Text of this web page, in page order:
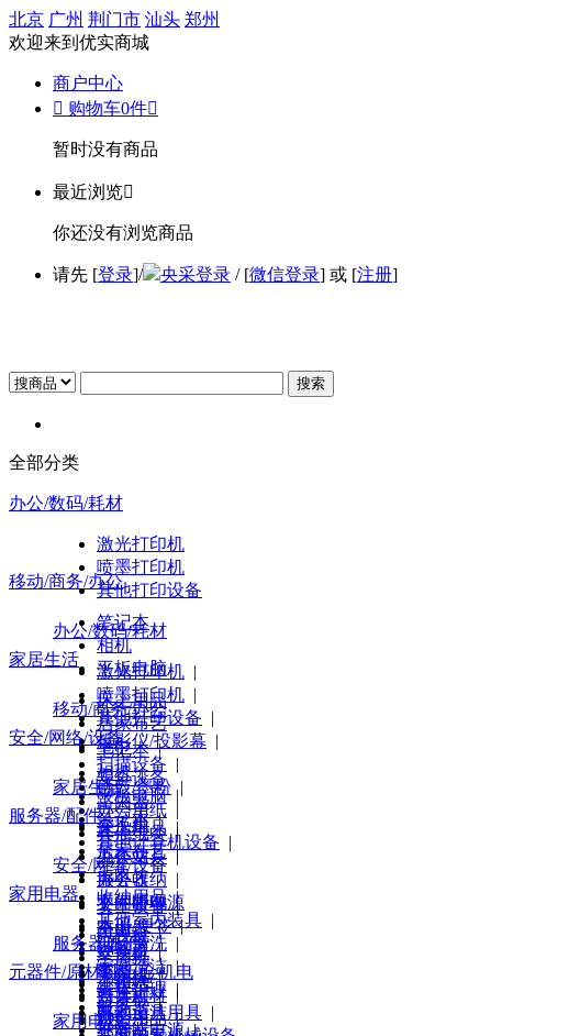
北京 广州 荆门市 汕头 郑州
欢迎来到优实商城
商户中心
 购物车0件
暂时没有商品
最近浏览
你还没有浏览商品
请先 [登录]/ 央采登录 / [微信登录] 或 [注册]
搜索
全部分类
办公/数码/耗材
激光打印机
喷墨打印机
其他打印设备
办公/数码/耗材
激光打印机 |
喷墨打印机 |
其他打印设备 |
投影仪/投影幕 |
扫描设备 |
硒鼓/墨粉 |
办公用纸 |
其他纸类|
办公文具|
办公收纳 |
文件管理|
本册/便签|
计算器|
笔类|
画具画材 |
财会用品|
移动/商务/办公
笔记本
相机
平板电脑
移动/商务/办公
笔记本|
相机|
平板电脑|
笔记本|
其他计算机设备 |
家居生活
床上用品
居家布艺
毛巾
家居生活
床上用品 |
居家布艺|
毛巾|
收纳用品|
其他室内装具 |
纸品清洗 |
家庭清洁|
身体护理 |
其他清洁用具 |
安全/网络/设备
安全设备
路由器
交换机
安全/网络/设备
安全设备|
路由器|
交换机|
光端机|
对讲机|
机柜|
服务器/配件
工作站
服务器
不间断电源
服务器/配件
工作站|
服务器|
不间断电源|
家用电器
电视机
空周机
冰箱/柜
家用电器
元器件/原材料/五金机电
电动工具